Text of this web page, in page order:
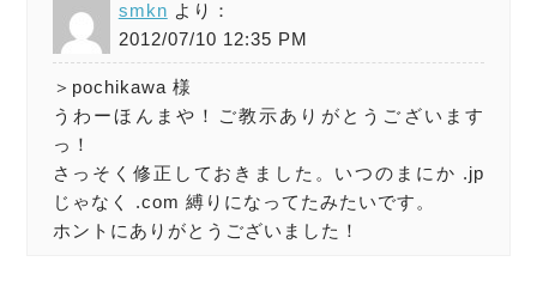
smkn より：
2012/07/10 12:35 PM
＞pochikawa 様
うわーほんまや！ご教示ありがとうございます
っ！
さっそく修正しておきました。いつのまにか .jp
じゃなく .com 縛りになってたみたいです。
ホントにありがとうございました！